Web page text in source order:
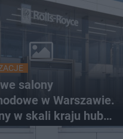
salony
w Warszawie.
w skali kraju hub
luksusowej